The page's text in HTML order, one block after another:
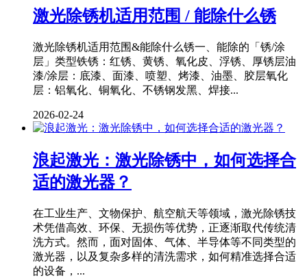
激光除锈机适用范围 / 能除什么锈
激光除锈机适用范围&能除什么锈一、能除的「锈/涂
层」类型铁锈：红锈、黄锈、氧化皮、浮锈、厚锈层油
漆/涂层：底漆、面漆、喷塑、烤漆、油墨、胶层氧化
层：铝氧化、铜氧化、不锈钢发黑、焊接...
2026-02-24
浪起激光：激光除锈中，如何选择合
适的激光器？
在工业生产、文物保护、航空航天等领域，激光除锈技
术凭借高效、环保、无损伤等优势，正逐渐取代传统清
洗方式。然而，面对固体、气体、半导体等不同类型的
激光器，以及复杂多样的清洗需求，如何精准选择合适
的设备，...